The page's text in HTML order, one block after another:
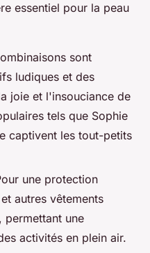
essentiel pour la peau
sont
ludiques et des
joie et l'insouciance de
tels que Sophie
captivent les tout-petits
une protection
autres vêtements
permettant une
activités en plein air.